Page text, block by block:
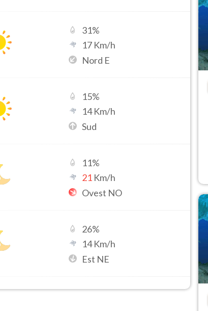
31%
17 Km/h
Nord E
15%
14Km/h
Sud
11%
21 Km/h
Ovest NO
26%
14Km/h
Est NE